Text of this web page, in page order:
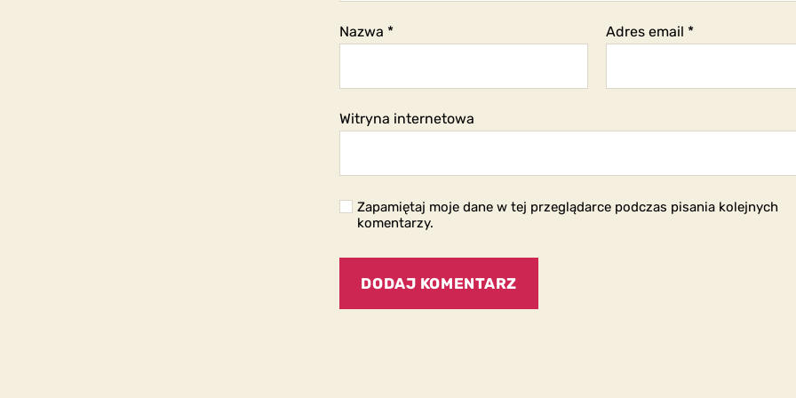
Nazwa * Adres email *
Witryna internetowa
Zapamiętaj moje dane w tej przeglądarce podczas pisania kolejnych
komentarzy.